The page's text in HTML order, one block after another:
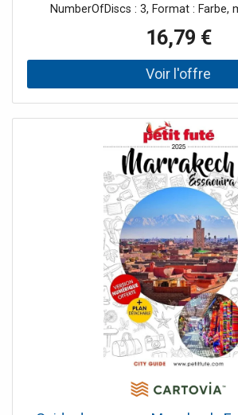
NumberOfDiscs : 3, Format : Farbe,
16,79 €